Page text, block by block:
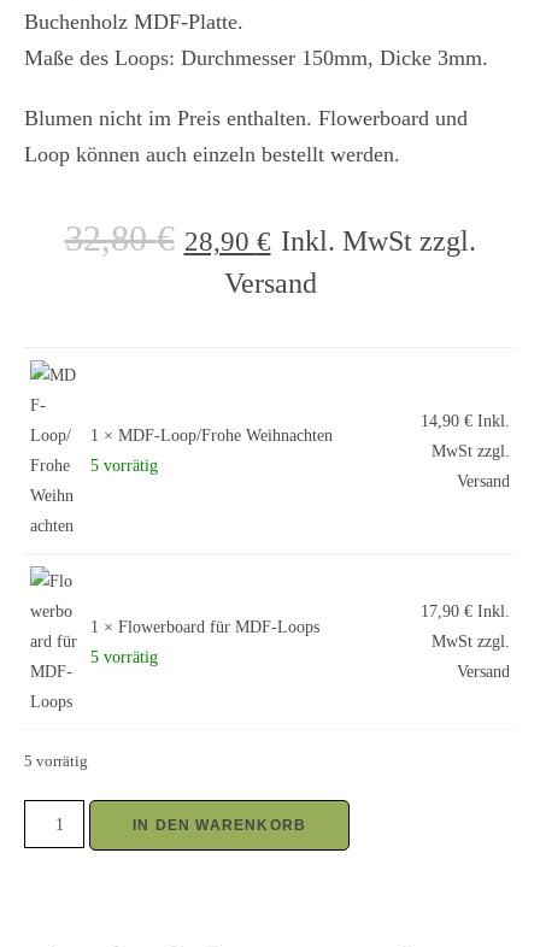
Buchenholz MDF-Platte.
Maße des Loops: Durchmesser 150mm, Dicke 3mm.
Blumen nicht im Preis enthalten. Flowerboard und
Loop können auch einzeln bestellt werden.
32,80€ 28,90 € Inkl. MwSt zzgl.
Versand
1 × MDF-Loop/Frohe Weihnachten
5 vorrätig
14,90 € Inkl.
MwSt zzgl.
Versand
1 × Flowerboard für MDF-Loops
5 vorrätig
17,90 € Inkl.
MwSt zzgl.
Versand
5 vorrätig
IN DEN WARENKORB